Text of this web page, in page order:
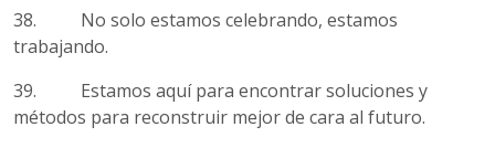
38. No solo estamos celebrando, estamos
trabajando.
39. Estamos aquí para encontrar soluciones y
métodos para reconstruir mejor de cara al futuro.